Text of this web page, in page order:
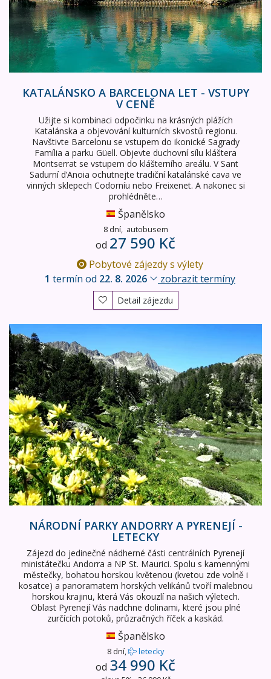
KATALÁNSKO A BARCELONA LET - VSTUPY
V CENĚ
Užijte si kombinaci odpočinku na krásných plážích
Katalánska a objevování kulturních skvostů regionu.
Navštivte Barcelonu se vstupem do ikonické Sagrady
Família a parku Güell. Objevte duchovní sílu kláštera
Montserrat se vstupem do klášterního areálu. V Sant
Sadurní d’Anoia ochutnejte tradiční katalánské cava ve
vinných sklepech Codorníu nebo Freixenet. A nakonec si
prohlédněte…
Španělsko
8 dní, autobusem
od 27 590 Kč
Pobytové zájezdy s výlety
1 termín od 22. 8. 2026 zobrazit termíny
Detail zájezdu
Národní parky Andorry a Pyrenejí - letecky
NÁRODNÍ PARKY ANDORRY A PYRENEJÍ -
LETECKY
Zájezd do jedinečné nádherné části centrálních Pyrenejí
ministátečku Andorra a NP St. Maurici. Spolu s kamennými
městečky, bohatou horskou květenou (kvetou zde volně i
kosatce) a panoramatem horských velikánů tvoří malebnou
horskou krajinu, která Vás okouzlí na našich výletech.
Oblast Pyrenejí Vás nadchne dolinami, které jsou plné
zurčících potoků, průzračných říček a kaskád.
Španělsko
8 dní, letecky
od 34 990 Kč